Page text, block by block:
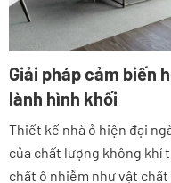
Giải pháp cảm biến
lành hình khối
Thiết kế nhà ở hiện đại
của chất lượng không khí
chất ô nhiễm như vật chất